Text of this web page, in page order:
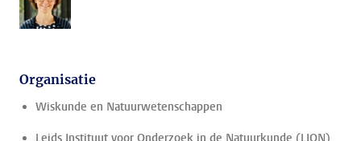
Organisatie
Wiskunde en Natuurwetenschappen